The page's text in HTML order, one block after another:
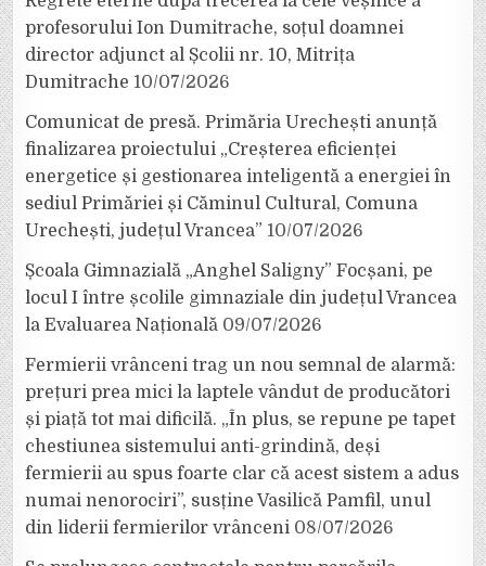
profesorului Ion Dumitrache, soțul doamnei
director adjunct al Școlii nr. 10, Mitrița
Dumitrache 10/07/2026
Comunicat de presă. Primăria Urechești anunță
finalizarea proiectului „Creșterea eficienței
energetice și gestionarea inteligentă a energiei în
sediul Primăriei și Căminul Cultural, Comuna
Urechești, județul Vrancea” 10/07/2026
Școala Gimnazială „Anghel Saligny” Focșani, pe
locul I între școlile gimnaziale din județul Vrancea
la Evaluarea Națională 09/07/2026
Fermierii vrânceni trag un nou semnal de alarmă:
prețuri prea mici la laptele vândut de producători
și piață tot mai dificilă. „În plus, se repune pe tapet
chestiunea sistemului anti-grindină, deși
fermierii au spus foarte clar că acest sistem a adus
numai nenorociri”, susține Vasilică Pamfil, unul
din liderii fermierilor vrânceni 08/07/2026